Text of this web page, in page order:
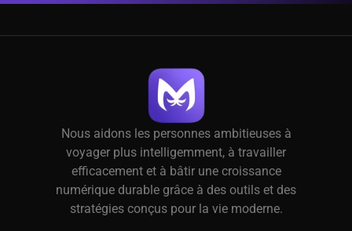
Nous aidons les personnes ambitieuses à
voyager plus intelligemment, à travailler
efficacement et à bâtir une croissance
numérique durable grâce à des outils et des
stratégies conçus pour la vie moderne.